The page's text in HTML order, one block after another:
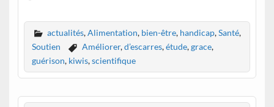
actualités,Alimentation, bien-être, handicap,Santé,
Soutien
Améliorer,d’escarres,étude,grace,
guérison, kiwis,scientifique